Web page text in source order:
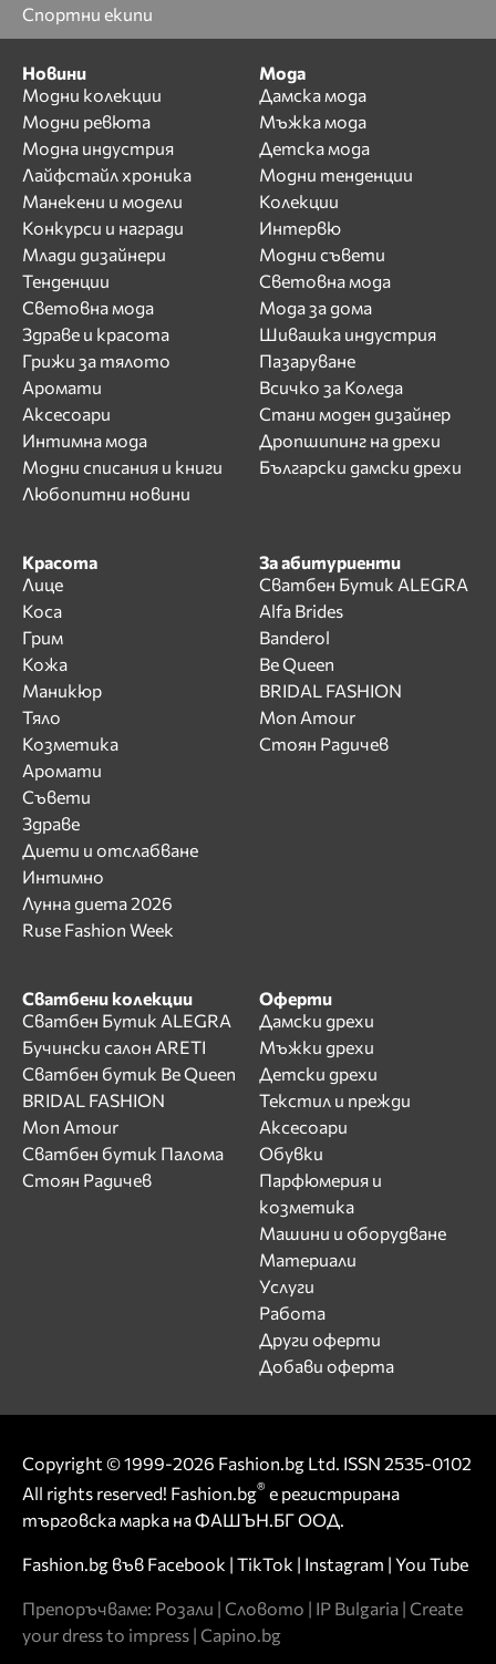
Спортни екипи
Новини
Модни колекции
Модни ревюта
Модна индустрия
Лайфстайл хроника
Манекени и модели
Конкурси и награди
Млади дизайнери
Тенденции
Световна мода
Здраве и красота
Грижи за тялото
Аромати
Аксесоари
Интимна мода
Модни списания и книги
Любопитни новини
Мода
Дамска мода
Мъжка мода
Детска мода
Модни тенденции
Колекции
Интервю
Модни съвети
Световна мода
Мода за дома
Шивашка индустрия
Пазаруване
Всичко за Коледа
Стани моден дизайнер
Дропшипинг на дрехи
Български дамски дрехи
Красота
Лице
Коса
Грим
Кожа
Маникюр
Тяло
Козметика
Аромати
Съвети
Здраве
Диети и отслабване
Интимно
Лунна диета 2026
Ruse Fashion Week
За абитуриенти
Сватбен Бутик ALEGRA
Alfa Brides
Banderol
Be Queen
BRIDAL FASHION
Mon Amour
Стоян Радичев
Сватбени колекции
Сватбен Бутик ALEGRA
Бучински салон ARETI
Сватбен бутик Be Queen
BRIDAL FASHION
Mon Amour
Сватбен бутик Палома
Стоян Радичев
Оферти
Дамски дрехи
Мъжки дрехи
Детски дрехи
Текстил и прежди
Аксесоари
Обувки
Парфюмерия и
козметика
Машини и оборудване
Материали
Услуги
Работа
Други оферти
Добави оферта
Copyright © 1999-2026 Fashion.bg Ltd. ISSN 2535-0102
All rights reserved! Fashion.bg® е регистрирана
търговска марка на ФАШЪН.БГ ООД.
Fashion.bg във Facebook | TikTok | Instagram | You Tube
Препоръчваме: Розали | Словото | IP Bulgaria | Create
your dress to impress | Capino.bg